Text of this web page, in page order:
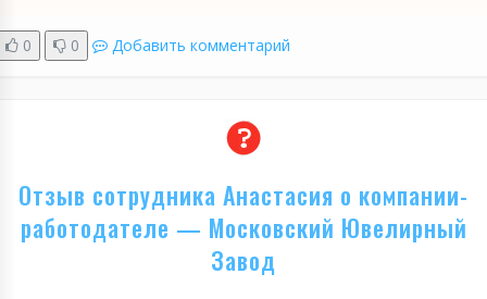
0 0 Добавить комментарий
Отзыв сотрудника Анастасия о компании-
работодателе — Московский Ювелирный
Завод